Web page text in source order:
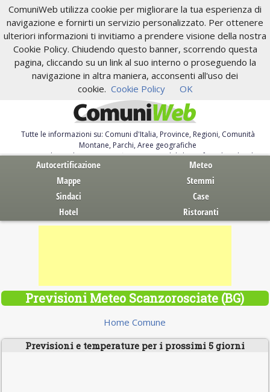
ComuniWeb utilizza cookie per migliorare la tua esperienza di
navigazione e fornirti un servizio personalizzato. Per ottenere
ulteriori informazioni ti invitiamo a prendere visione della nostra
Cookie Policy. Chiudendo questo banner, scorrendo questa
pagina, cliccando su un link al suo interno o proseguendo la
navigazione in altra maniera, acconsenti all'uso dei
cookie. Cookie Policy OK
Tutte le informazioni su: Comuni d'Italia, Province, Regioni, Comunità
Montane, Parchi, Aree geografiche
Servizi al Cittadino. Autocertificazione, moduli, leggi, free download
Autocertificazione
Meteo
Mappe
Stemmi
Sindaci
Case
Hotel
Ristoranti
Previsioni Meteo Scanzorosciate (BG)
Home Comune
Previsioni e temperature per i prossimi 5 giorni